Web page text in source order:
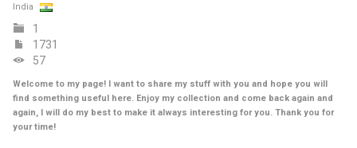
India
1
1731
57
Welcome to my page! I want to share my stuff with you and hope you will
find something useful here. Enjoy my collection and come back again and
again, I will do my best to make it always interesting for you. Thank you for
your time!